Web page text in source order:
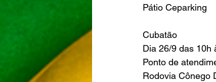
Pátio Ceparking
Cubatão
Dia 26/9 das 10h
Ponto de
Rodovia Cônego